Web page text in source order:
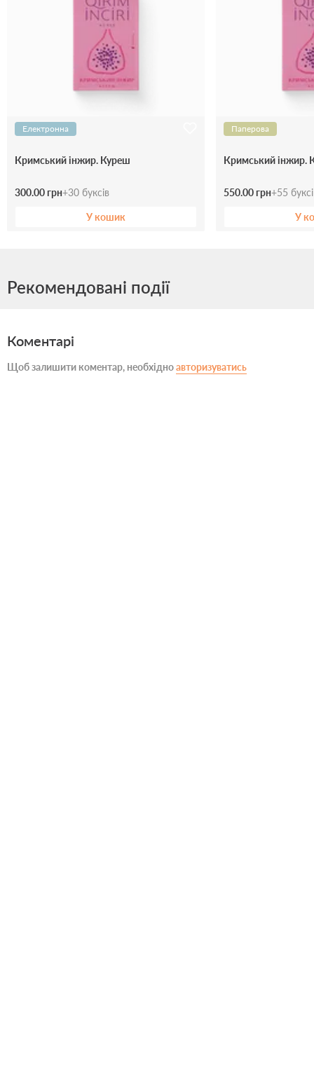
Електронна
Кримський інжир. Куреш
300.00 грн+30 буксів
У кошик
Паперова
Кримський інжир.
550.00 грн+55
У
Рекомендовані події
Коментарі
Щоб залишити коментар, необхідноавторизуватись